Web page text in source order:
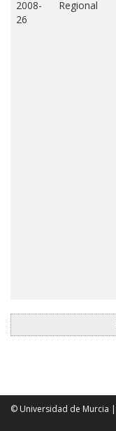
2008-
26
Regional
© Universidad de Murcia |